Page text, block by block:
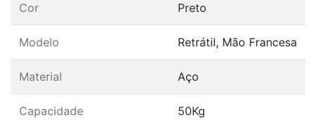
Cor Preto
Modelo Retrátil, Mão Francesa
Material Aço
Capacidade 50Kg